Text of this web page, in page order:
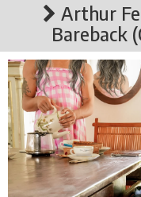
Arthur
Bareback